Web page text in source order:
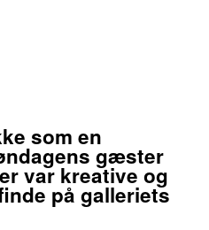
som en
gæster
var kreative og
på galleriets